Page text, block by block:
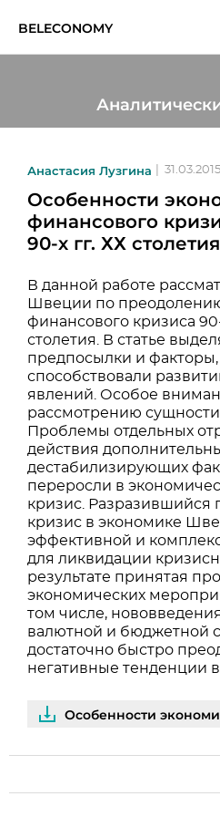
BELECONOMY
ИССЛЕДОВАНИЯ
ОБРАЗОВАНИЕ
Анастасия Лузгина 31.03.2015
Особенности
финансового
90-­х гг. ХХ столетия
В данной работе
Швеции по
финансового кризиса
столетия. В статье
предпосылки и
способствовали
явлений. Особое
рассмотрению сущности
Проблемы отдельных
действия
дестабилизирующих
переросли в
кризис.
кризис в экономике
эффективной и
для ликвидации
результате принятая
экономических
том числе,
валютной и бюджетной
достаточно быстро
негативные тенденции
Особенности экономического и